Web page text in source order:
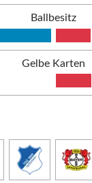
Ballbesitz
Gelbe Karten